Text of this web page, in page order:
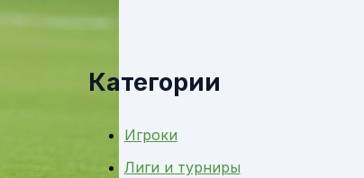
Категории
Игроки
Лиги и турниры